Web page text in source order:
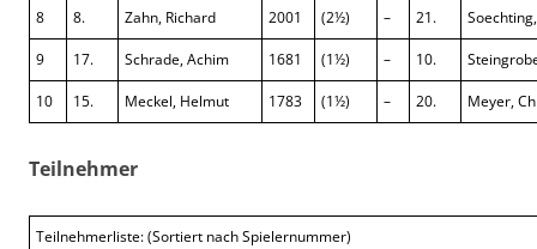
8 8. Zahn, Richard 2001 (2½) – 21.
9 17. Schrade, Achim 1681 (1½) – 10.
10 15. Meckel, Helmut 1783 (1½) – 20. Meyer,
Teilnehmer
Teilnehmerliste: (Sortiert nach Spielernummer)